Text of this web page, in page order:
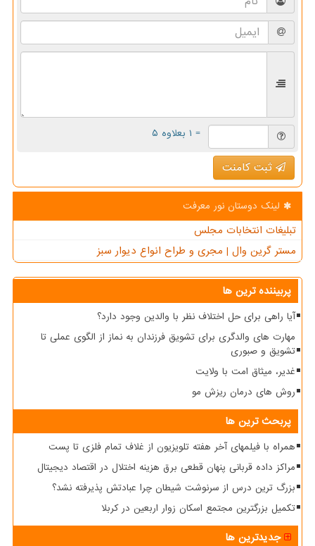
= ۱ بعلاوه ۵
ثبت کامنت
لینک دوستان نور معرفت
تبلیغات انتخابات مجلس
مستر گرین وال | مجری و طراح انواع دیوار سبز
پربیننده ترین ها
آیا راهی برای حل اختلاف نظر با والدین وجود دارد؟
مهارت های والدگری برای تشویق فرزندان به نماز از الگوی عملی تا
تشویق و صبوری
غدیر، میثاق امت با ولایت
روش های درمان ریزش مو
پربحث ترین ها
همراه با فیلمهای آخر هفته تلویزیون از غلاف تمام فلزی تا پست
مراکز داده قربانی پنهان قطعی برق هزینه اختلال در اقتصاد دیجیتال
بزرگ ترین درس از سرنوشت شیطان چرا عبادتش پذیرفته نشد؟
تکمیل بزرگترین مجتمع اسکان زوار اربعین در کربلا
جدیدترین ها